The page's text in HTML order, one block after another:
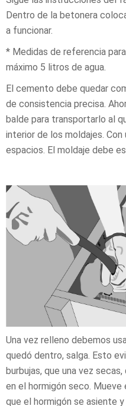
Dentro de la betonera
a funcionar.
* Medidas de referencia
máximo 5 litros de agua.
El cemento debe quedar
de consistencia precisa.
balde para transportarlo al
interior de los moldajes.
espacios. El moldaje debe
Una vez relleno debemos
quedó dentro, salga. Esto
burbujas, que una vez
en el hormigón seco.
que el hormigón se asiente